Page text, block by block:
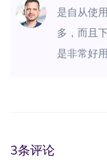
是自从使
多，而且
是非常好
3条评论